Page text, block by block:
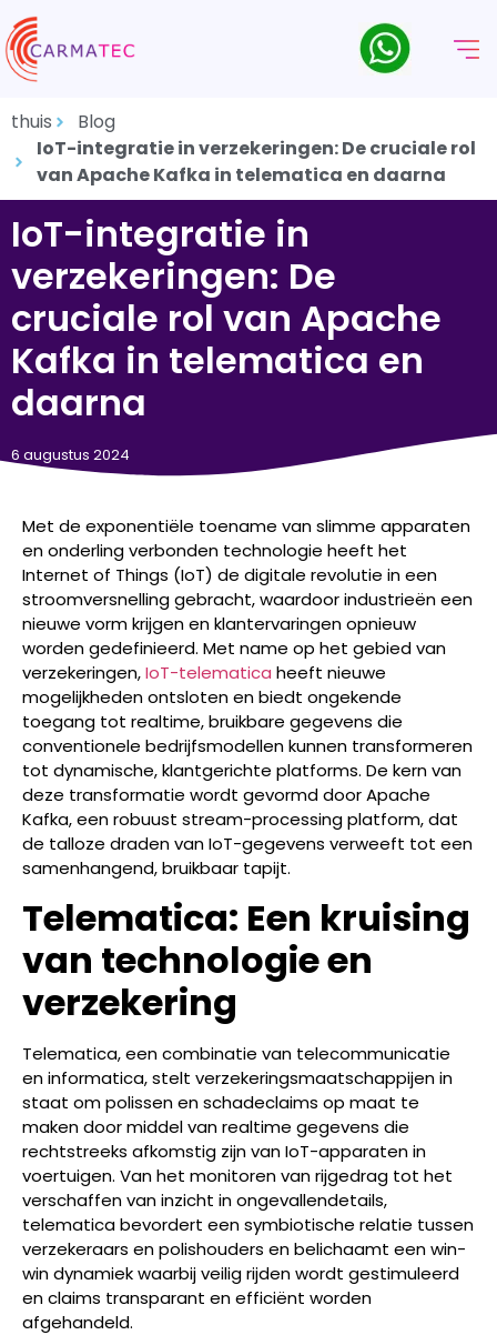
thuis
Blog
IoT-integratie in verzekeringen: De cruciale rol
van Apache Kafka in telematica en daarna
IoT-integratie in
verzekeringen: De
cruciale rol van Apache
Kafka in telematica en
daarna
6 augustus 2024
Met de exponentiële toename van slimme apparaten
en onderling verbonden technologie heeft het
Internet of Things (IoT) de digitale revolutie in een
stroomversnelling gebracht, waardoor industrieën een
nieuwe vorm krijgen en klantervaringen opnieuw
worden gedefinieerd. Met name op het gebied van
verzekeringen,IoT-telematica heeft nieuwe
mogelijkheden ontsloten en biedt ongekende
toegang tot realtime, bruikbare gegevens die
conventionele bedrijfsmodellen kunnen transformeren
tot dynamische, klantgerichte platforms. De kern van
deze transformatie wordt gevormd door Apache
Kafka, een robuust stream-processing platform, dat
de talloze draden van IoT-gegevens verweeft tot een
samenhangend, bruikbaar tapijt.
Telematica: Een kruising
van technologie en
verzekering
Telematica, een combinatie van telecommunicatie
en informatica, stelt verzekeringsmaatschappijen in
staat om polissen en schadeclaims op maat te
maken door middel van realtime gegevens die
rechtstreeks afkomstig zijn van IoT-apparaten in
voertuigen. Van het monitoren van rijgedrag tot het
verschaffen van inzicht in ongevallendetails,
telematica bevordert een symbiotische relatie tussen
verzekeraars en polishouders en belichaamt een win-
win dynamiek waarbij veilig rijden wordt gestimuleerd
en claims transparant en efficiënt worden
afgehandeld.